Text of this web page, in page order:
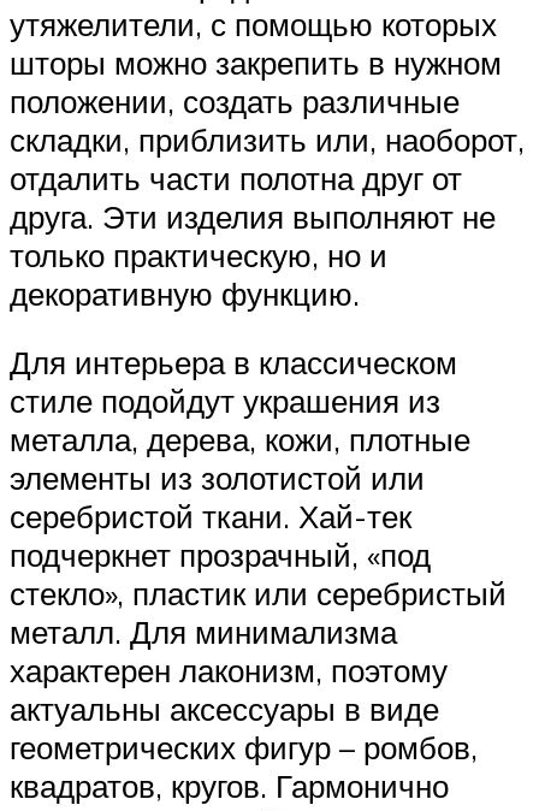
утяжелители, с помощью которых
шторы можно закрепить в нужном
положении, создать различные
складки, приблизить или, наоборот,
отдалить части полотна друг от
друга. Эти изделия выполняют не
только практическую, но и
декоративную функцию.
Для интерьера в классическом
стиле подойдут украшения из
металла, дерева, кожи, плотные
элементы из золотистой или
серебристой ткани. Хай-тек
подчеркнет прозрачный, «под
стекло», пластик или серебристый
металл. Для минимализма
характерен лаконизм, поэтому
актуальны аксессуары в виде
геометрических фигур – ромбов,
квадратов, кругов. Гармонично